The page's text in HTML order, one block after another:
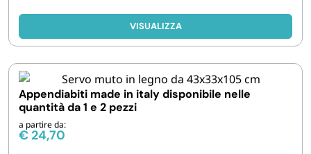
VISUALIZZA
Appendiabiti made in italy disponibile nelle
quantità da 1 e 2 pezzi
a partire da:
€ 24,70